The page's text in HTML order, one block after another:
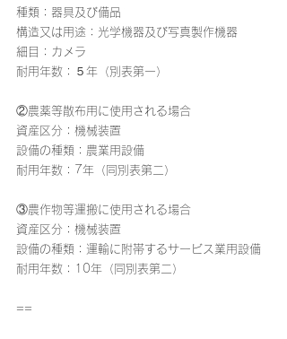
種類：器具及び備品
構造又は用途：光学機器及び写真製作機器
細目：カメラ
耐用年数：５年（別表第一）
②農薬等散布用に使用される場合
資産区分：機械装置
設備の種類：農業用設備
耐用年数：7年（同別表第二）
③農作物等運搬に使用される場合
資産区分：機械装置
設備の種類：運輸に附帯するサービス業用設備
耐用年数：10年（同別表第二）
==